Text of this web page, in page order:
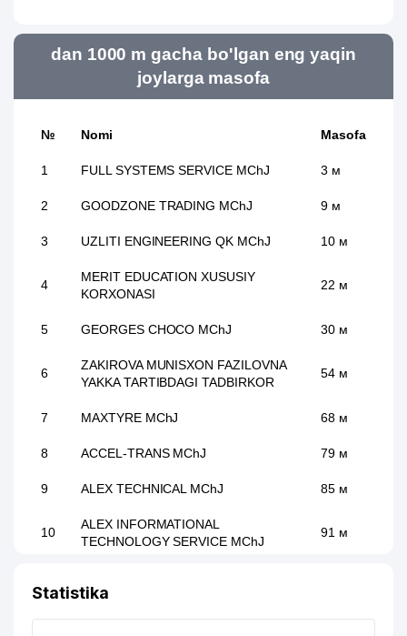
dan 1000 m gacha bo'lgan eng yaqin
joylarga masofa
№ Nomi Masofa
1 FULL SYSTEMS SERVICE MChJ 3 м
2 GOODZONE TRADING MChJ 9 м
3 UZLITI ENGINEERING QK MChJ 10 м
4
MERIT EDUCATION XUSUSIY
KORXONASI
22 м
5 GEORGES CHOCO MChJ 30 м
6
ZAKIROVA MUNISXON FAZILOVNA
YAKKA TARTIBDAGI TADBIRKOR
54 м
7 MAXTYRE MChJ 68 м
8 ACCEL-TRANS MChJ 79 м
9 ALEX TECHNICAL MChJ 85 м
10
ALEX INFORMATIONAL
TECHNOLOGY SERVICE MChJ
91 м
11
XUSUSIY KORXONASI
Statistika